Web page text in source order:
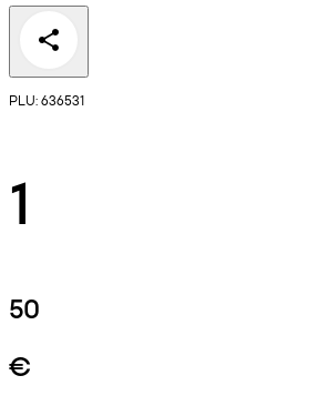
PLU: 636531
1
50
€